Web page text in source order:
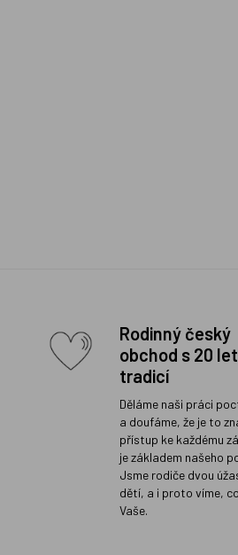
Rodinný český
obchod s 20
tradicí
Děláme naši práci
a doufáme, že je to
přístup ke každému
je základem našeho
Jsme rodiče dvou
dětí, a i proto víme,
Vaše.